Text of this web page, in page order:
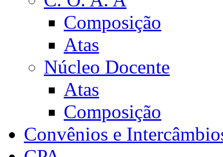
Composição
Atas
Núcleo Docente
Atas
Composição
Convênios e